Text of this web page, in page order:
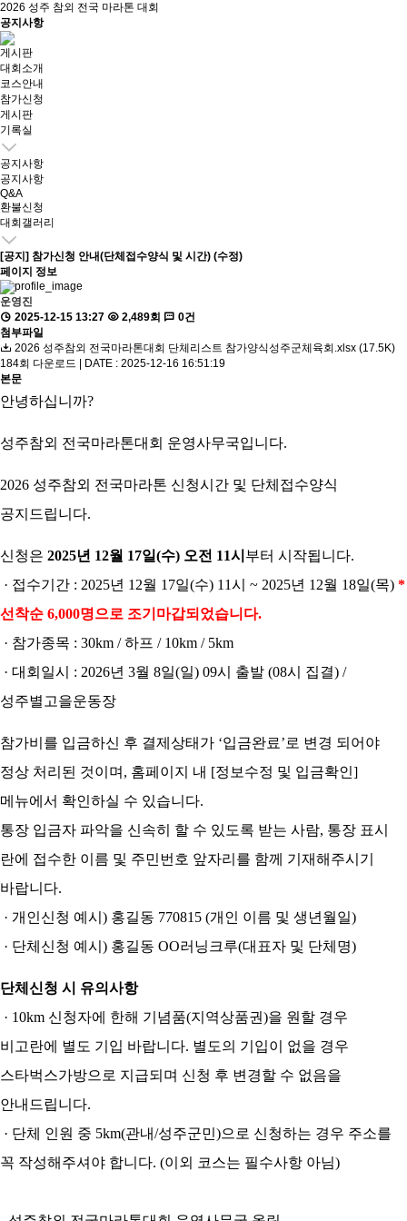
2026 성주 참외 전국 마라톤 대회
공지사항
게시판
대회소개
코스안내
참가신청
게시판
기록실
공지사항
공지사항
Q&A
환불신청
대회갤러리
[공지] 참가신청 안내(단체접수양식 및 시간) (수정)
페이지 정보
운영진
2025-12-15 13:27
2,489회
0건
첨부파일
2026 성주참외 전국마라톤대회 단체리스트 참가양식성주군체육회.xlsx (17.5K)
184회 다운로드 | DATE : 2025-12-16 16:51:19
본문
안녕하십니까?
성주참외 전국마라톤대회 운영사무국입니다.
2026 성주참외 전국마라톤 신청시간 및 단체접수양식
공지드립니다.
신청은 2025년 12월 17일(수) 오전 11시 부터 시작됩니다.
· 접수기간 : 2025년 12월 17일(수) 11시 ~ 2025년 12월 18일(목) *
선착순 6,000명으로 조기마갑되었습니다.
· 참가종목 : 30km / 하프 / 10km / 5km
· 대회일시 : 2026년 3월 8일(일) 09시 출발 (08시 집결) /
성주별고을운동장
참가비를 입금하신 후 결제상태가 ‘입금완료’로 변경 되어야
정상 처리된 것이며, 홈페이지 내 [정보수정 및 입금확인]
메뉴에서 확인하실 수 있습니다.
통장 입금자 파악을 신속히 할 수 있도록 받는 사람, 통장 표시
란에 접수한 이름 및 주민번호 앞자리를 함께 기재해주시기
바랍니다.
· 개인신청 예시) 홍길동 770815 (개인 이름 및 생년월일)
· 단체신청 예시) 홍길동 OO러닝크루(대표자 및 단체명)
단체신청 시 유의사항
· 10km 신청자에 한해 기념품(지역상품권)을 원할 경우
비고란에 별도 기입 바랍니다. 별도의 기입이 없을 경우
스타벅스가방으로 지급되며 신청 후 변경할 수 없음을
안내드립니다.
· 단체 인원 중 5km(관내/성주군민)으로 신청하는 경우 주소를
꼭 작성해주셔야 합니다. (이외 코스는 필수사항 아님)